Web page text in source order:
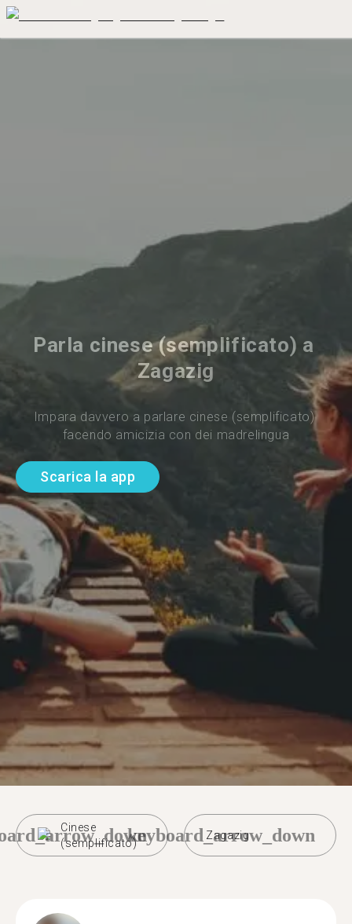
Parla cinese (semplificato) a
Zagazig
Impara davvero a parlare cinese (semplificato)
facendo amicizia con dei madrelingua
Scarica la app
Cinese
(semplificato)
Zagazig
keyboard_arrow_down